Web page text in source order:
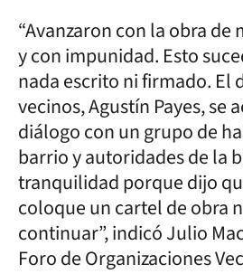
“Avanzaron con la obra
y con impunidad. Esto
nada escrito ni firmado. El
vecinos, Agustín Payes, se
diálogo con un grupo de
barrio y autoridades de la
tranquilidad porque dijo
coloque un cartel de obra
continuar”, indicó Julio
Foro de Organizaciones